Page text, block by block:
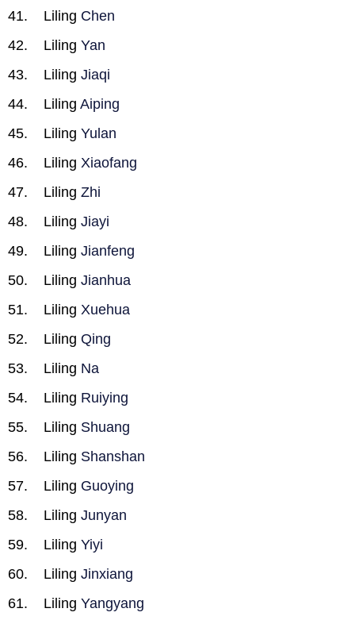
Liling Chen
Liling Yan
Liling Jiaqi
Liling Aiping
Liling Yulan
Liling Xiaofang
Liling Zhi
Liling Jiayi
Liling Jianfeng
Liling Jianhua
Liling Xuehua
Liling Qing
Liling Na
Liling Ruiying
Liling Shuang
Liling Shanshan
Liling Guoying
Liling Junyan
Liling Yiyi
Liling Jinxiang
Liling Yangyang